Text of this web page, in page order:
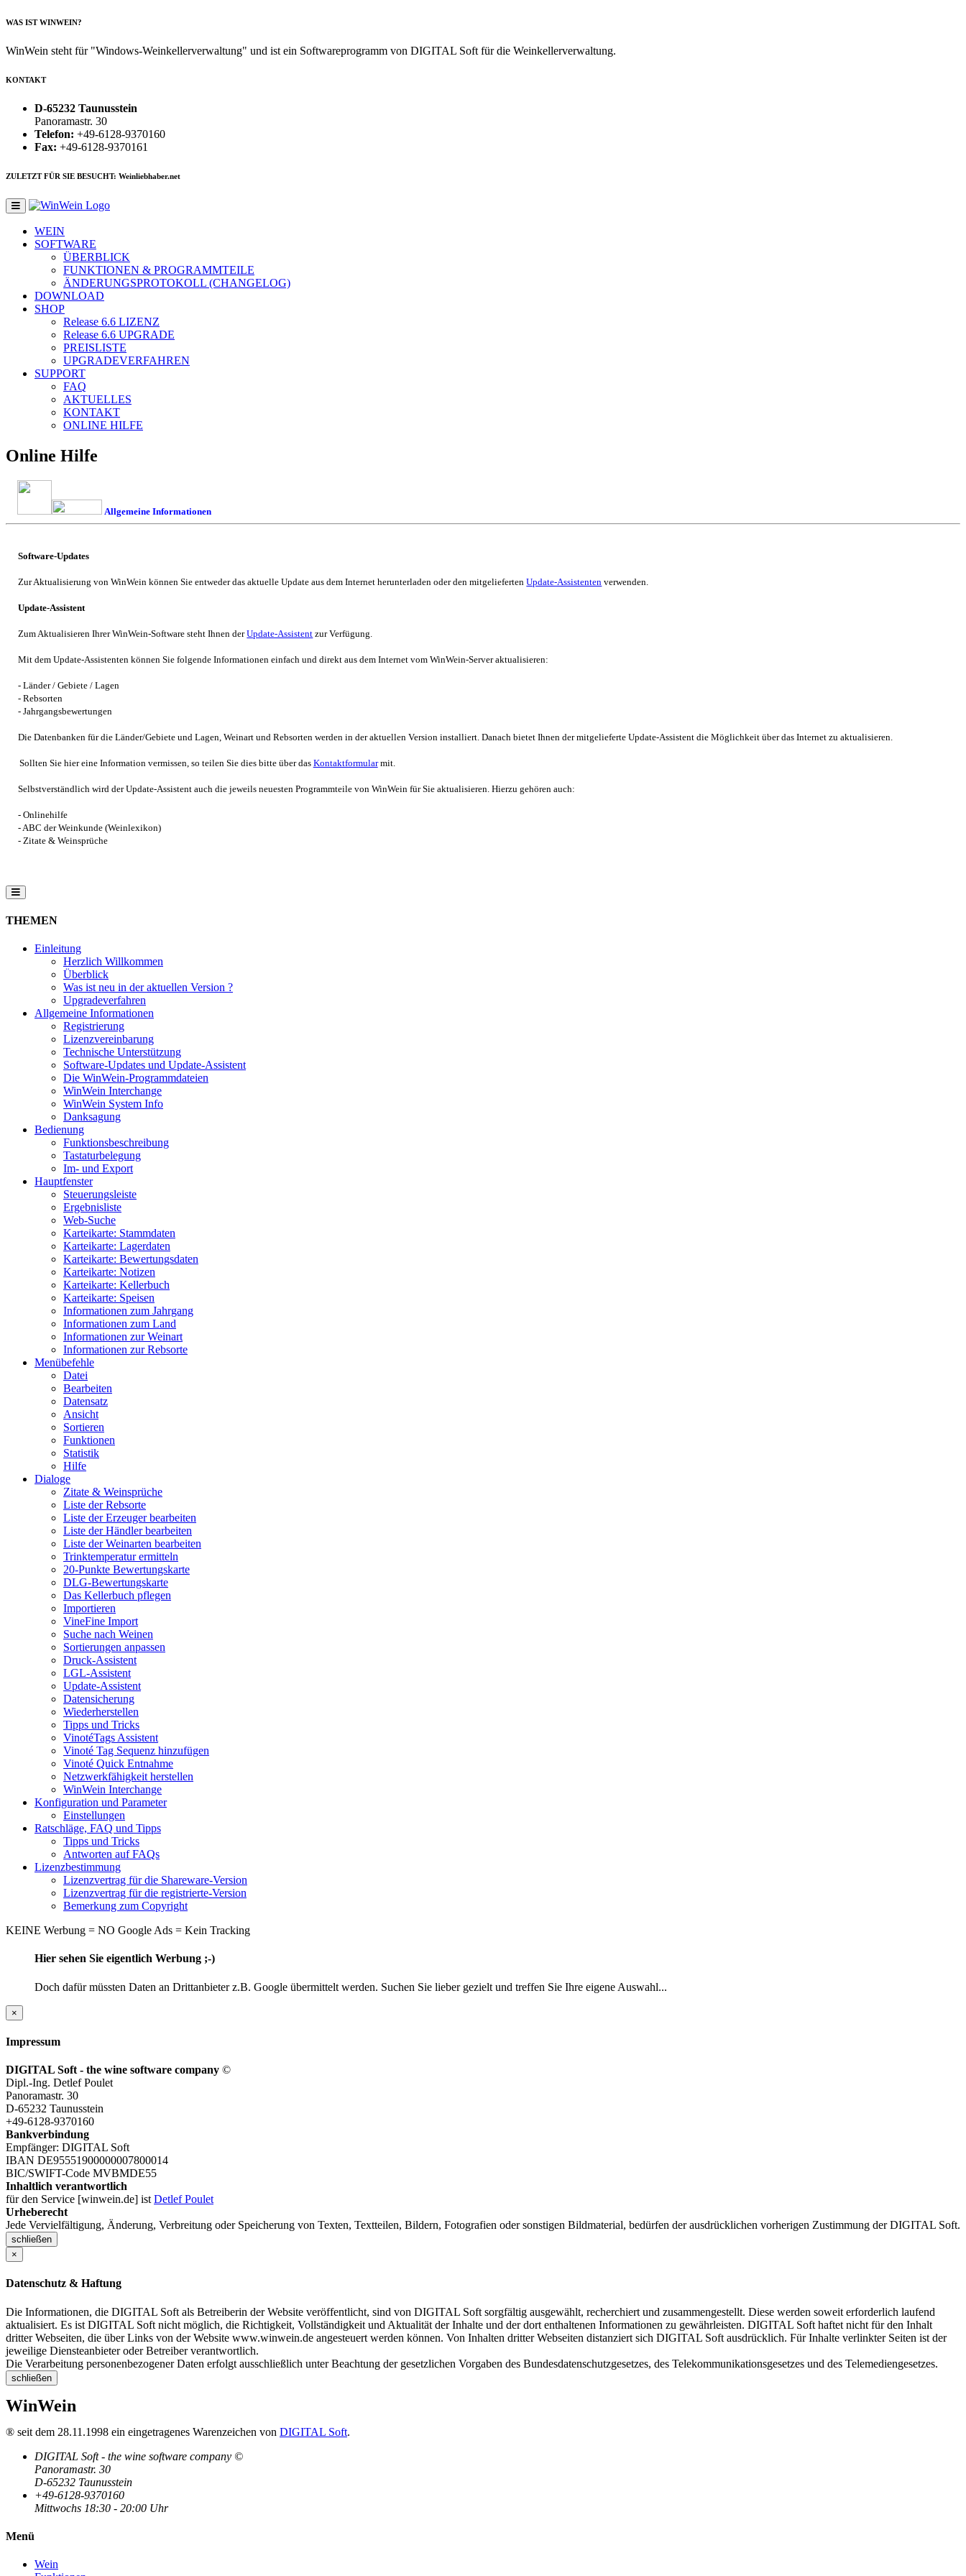
WAS IST WINWEIN?
WinWein steht für "Windows-Weinkellerverwaltung" und ist ein Softwareprogramm von DIGITAL Soft für die Weinkellerverwaltung.
KONTAKT
D-65232 Taunusstein
Panoramastr. 30
Telefon: +49-6128-9370160
Fax: +49-6128-9370161
ZULETZT FÜR SIE BESUCHT: Weinliebhaber.net
WEIN
SOFTWARE
ÜBERBLICK
FUNKTIONEN & PROGRAMMTEILE
ÄNDERUNGSPROTOKOLL (CHANGELOG)
DOWNLOAD
SHOP
Release 6.6 LIZENZ
Release 6.6 UPGRADE
PREISLISTE
UPGRADEVERFAHREN
SUPPORT
FAQ
AKTUELLES
KONTAKT
ONLINE HILFE
Online Hilfe
Allgemeine Informationen
Software-Updates
Zur Aktualisierung vonWinWein können Sie entweder das aktuelle Update aus dem Internet herunterladen oder den mitgeliefertenUpdate-Assistenten verwenden.
Update-Assistent
Zum Aktualisieren IhrerWinWein-Software steht Ihnen derUpdate-Assistent zur Verfügung.
Mit dem Update-Assistenten können Sie folgende Informationen einfach und direkt aus dem Internet vomWinWein-Server aktualisieren:
- Länder / Gebiete / Lagen
- Rebsorten
- Jahrgangsbewertungen
Die Datenbanken für die Länder/Gebiete und Lagen, Weinart und Rebsorten werden in der aktuellen Version installiert. Danach bietet Ihnen der mitgelieferte Update-Assistent die Möglichkeit über das Internet zu aktualisieren.
Sollten Sie hier eine Information vermissen, so teilen Sie dies bitte über das Kontaktformular mit.
Selbstverständlich wird der Update-Assistent auch die jeweils neuesten Programmteile vonWinWein für Sie aktualisieren. Hierzu gehören auch:
- Onlinehilfe
- ABC der Weinkunde (Weinlexikon)
- Zitate & Weinsprüche
THEMEN
Einleitung
Herzlich Willkommen
Überblick
Was ist neu in der aktuellen Version ?
Upgradeverfahren
Allgemeine Informationen
Registrierung
Lizenzvereinbarung
Technische Unterstützung
Software-Updates und Update-Assistent
Die WinWein-Programmdateien
WinWein Interchange
WinWein System Info
Danksagung
Bedienung
Funktionsbeschreibung
Tastaturbelegung
Im- und Export
Hauptfenster
Steuerungsleiste
Ergebnisliste
Web-Suche
Karteikarte: Stammdaten
Karteikarte: Lagerdaten
Karteikarte: Bewertungsdaten
Karteikarte: Notizen
Karteikarte: Kellerbuch
Karteikarte: Speisen
Informationen zum Jahrgang
Informationen zum Land
Informationen zur Weinart
Informationen zur Rebsorte
Menübefehle
Datei
Bearbeiten
Datensatz
Ansicht
Sortieren
Funktionen
Statistik
Hilfe
Dialoge
Zitate & Weinsprüche
Liste der Rebsorte
Liste der Erzeuger bearbeiten
Liste der Händler bearbeiten
Liste der Weinarten bearbeiten
Trinktemperatur ermitteln
20-Punkte Bewertungskarte
DLG-Bewertungskarte
Das Kellerbuch pflegen
Importieren
VineFine Import
Suche nach Weinen
Sortierungen anpassen
Druck-Assistent
LGL-Assistent
Update-Assistent
Datensicherung
Wiederherstellen
Tipps und Tricks
VinotéTags Assistent
Vinoté Tag Sequenz hinzufügen
Vinoté Quick Entnahme
Netzwerkfähigkeit herstellen
WinWein Interchange
Konfiguration und Parameter
Einstellungen
Ratschläge, FAQ und Tipps
Tipps und Tricks
Antworten auf FAQs
Lizenzbestimmung
Lizenzvertrag für die Shareware-Version
Lizenzvertrag für die registrierte-Version
Bemerkung zum Copyright
KEINE Werbung = NO Google Ads = Kein Tracking
Hier sehen Sie eigentlich Werbung ;-)
Doch dafür müssten Daten an Drittanbieter z.B. Google übermittelt werden. Suchen Sie lieber gezielt und treffen Sie Ihre eigene Auswahl...
×
Impressum
DIGITAL Soft - the wine software company ©
Dipl.-Ing. Detlef Poulet
Panoramastr. 30
D-65232 Taunusstein
+49-6128-9370160
Bankverbindung
Empfänger: DIGITAL Soft
IBAN DE95551900000007800014
BIC/SWIFT-Code MVBMDE55
Inhaltlich verantwortlich
für den Service [winwein.de] ist Detlef Poulet
Urheberecht
Jede Vervielfältigung, Änderung, Verbreitung oder Speicherung von Texten, Textteilen, Bildern, Fotografien oder sonstigen Bildmaterial, bedürfen der ausdrücklichen vorherigen Zustimmung der DIGITAL Soft.
schließen
×
Datenschutz & Haftung
Die Informationen, die DIGITAL Soft als Betreiberin der Website veröffentlicht, sind von DIGITAL Soft sorgfältig ausgewählt, recherchiert und zusammengestellt. Diese werden soweit erforderlich laufend
aktualisiert. Es ist DIGITAL Soft nicht möglich, die Richtigkeit, Vollständigkeit und Aktualität der Inhalte und der dort enthaltenen Informationen zu gewährleisten. DIGITAL Soft haftet nicht für den Inhalt
dritter Webseiten, die über Links von der Website www.winwein.de angesteuert werden können. Von Inhalten dritter Webseiten distanziert sich DIGITAL Soft ausdrücklich. Für Inhalte verlinkter Seiten ist der
jeweilige Diensteanbieter oder Betreiber verantwortlich.
Die Verarbeitung personenbezogener Daten erfolgt ausschließlich unter Beachtung der gesetzlichen Vorgaben des Bundesdatenschutzgesetzes, des Telekommunikationsgesetzes und des Telemediengesetzes.
schließen
WinWein
® seit dem 28.11.1998 ein eingetragenes Warenzeichen von DIGITAL Soft.
DIGITAL Soft - the wine software company ©
Panoramastr. 30
D-65232 Taunusstein
+49-6128-9370160
Mittwochs 18:30 - 20:00 Uhr
Menü
Wein